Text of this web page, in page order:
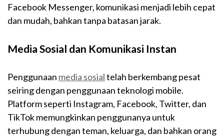
Facebook Messenger, komunikasi menjadi lebih cepat
dan mudah, bahkan tanpa batasan jarak.
Media Sosial dan Komunikasi Instan
Penggunaan media sosialtelah berkembang pesat
seiring dengan penggunaan teknologi mobile.
Platform seperti Instagram, Facebook, Twitter, dan
TikTok memungkinkan penggunanya untuk
terhubung dengan teman, keluarga, dan bahkan orang